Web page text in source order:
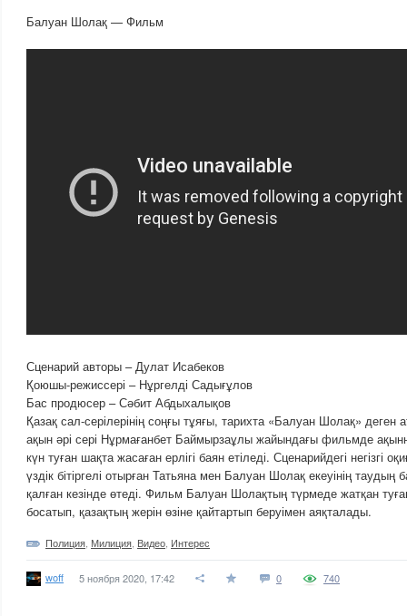
Балуан Шолақ — Фильм
Сценарий авторы – Дулат Исабеков
Қоюшы-режиссері – Нұргелді Садығұлов
Бас продюсер – Сәбит Абдыхалықов
Қазақ сал-серілерінің соңғы тұяғы, тарихта «Балуан Шолақ» деген
ақын әрі сері Нұрмағанбет Баймырзаұлы жайындағы фильмде
күн туған шақта жасаған ерлігі баян етіледі. Сценарийдегі негізгі
үздік бітіргелі отырған Татьяна мен Балуан Шолақ екеуінің
қалған кезінде өтеді. Фильм Балуан Шолақтың түрмеде жатқан
босатып, қазақтың жерін өзіне қайтартып беруімен аяқталады.
Полиция Милиция Видео Интерес
woff 5 ноября 2020, 17:42 0 740